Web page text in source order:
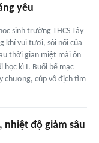
yêu
sinh trường THCS Tây
khí vui tươi, sôi nổi của
thời gian miệt mài ôn
học kì I. Buổi bế mạc
chương, cúp vô địch tìm
nhiệt độ giảm sâu